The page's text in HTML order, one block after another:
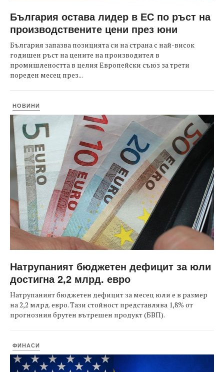
България остава лидер в ЕС по ръст на
производствените цени през юни
България запазва позицията си на страна с най-висок
годишен ръст на цените на производител в
промишлеността в целия Европейски съюз за трети
пореден месец през...
НОВИНИ
Натрупаният бюджетен дефицит за юли
достигна 2,2 млрд. евро
Натрупаният бюджетен дефицит за месец юли е в размер
на 2,2 млрд. евро. Тази стойност представлява 1,8% от
прогнозния брутен вътрешен продукт (БВП).
ФИНАСИ